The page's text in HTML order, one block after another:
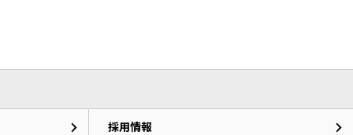
ペット可物件
採用情報